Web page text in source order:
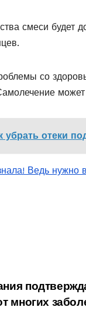
смеси будет
со
убрать отеки
Ведь нужно
многих